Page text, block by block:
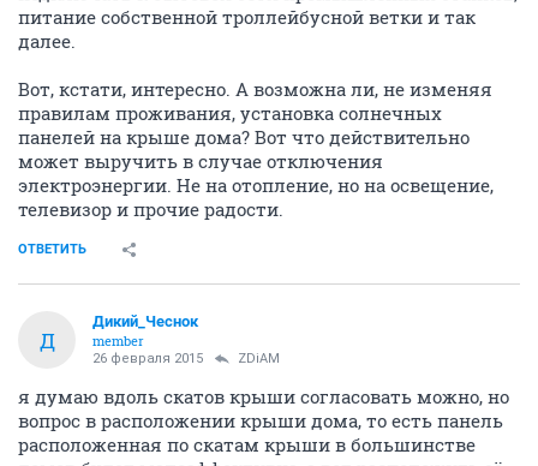
питание собственной троллейбусной ветки и так
далее.
Вот, кстати, интересно. А возможна ли, не изменяя
правилам проживания, установка солнечных
панелей на крыше дома? Вот что действительно
может выручить в случае отключения
электроэнергии. Не на отопление, но на освещение,
телевизор и прочие радости.
ОТВЕТИТЬ
Д
Дикий_Чеснок
member
26 февраля 2015 ZDiAM
я думаю вдоль скатов крыши согласовать можно, но
вопрос в расположении крыши дома, то есть панель
расположенная по скатам крыши в большинстве